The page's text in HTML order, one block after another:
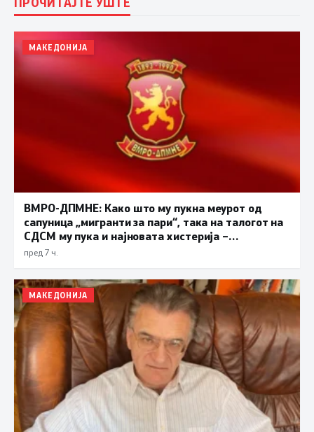
МАКЕДОНИЈА
ВМРО-ДПМНЕ: Како што му пукна меурот од
сапуница „мигранти за пари“, така на талогот на
СДСМ му пука и најновата хистерија –
прифаќање на француски предлог
пред 7 ч.
МАКЕДОНИЈА